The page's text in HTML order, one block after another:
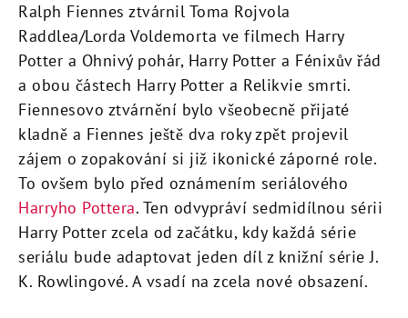
Ralph Fiennes ztvárnil Toma Rojvola
Raddlea/Lorda Voldemorta ve filmech Harry
Potter a Ohnivý pohár, Harry Potter a Fénixův řád
a obou částech Harry Potter a Relikvie smrti.
Fiennesovo ztvárnění bylo všeobecně přijaté
kladně a Fiennes ještě dva roky zpět projevil
zájem o zopakování si již ikonické záporné role.
To ovšem bylo před oznámením seriálového
Harryho Pottera. Ten odvypráví sedmidílnou sérii
Harry Potter zcela od začátku, kdy každá série
seriálu bude adaptovat jeden díl z knižní série J.
K. Rowlingové. A vsadí na zcela nové obsazení.